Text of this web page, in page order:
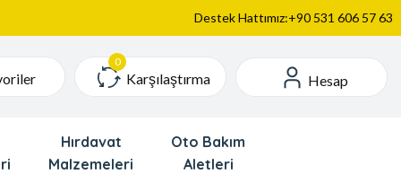
Destek Hattımız:+90 531 606 57 63
Karşılaştırma Hesap
Hırdavat
Malzemeleri
Oto Bakım
Aletleri